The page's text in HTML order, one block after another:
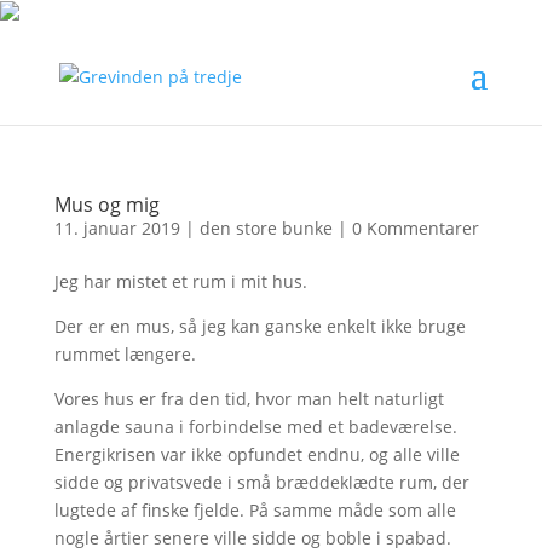
Mus og mig
11. januar 2019| den store bunke | 0 Kommentarer
Jeg har mistet et rum i mit hus.
Der er en mus, så jeg kan ganske enkelt ikke bruge
rummet længere.
Vores hus er fra den tid, hvor man helt naturligt
anlagde sauna i forbindelse med et badeværelse.
Energikrisen var ikke opfundet endnu, og alle ville
sidde og privatsvede i små bræddeklædte rum, der
lugtede af finske fjelde. På samme måde som alle
nogle årtier senere ville sidde og boble i spabad.